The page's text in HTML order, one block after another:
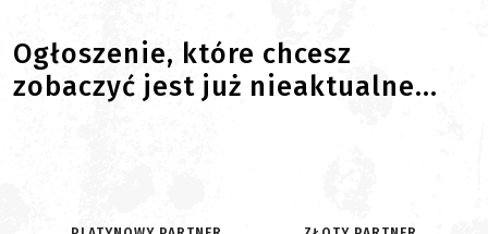
Ogłoszenie, które chcesz
zobaczyć jest już nieaktualne...